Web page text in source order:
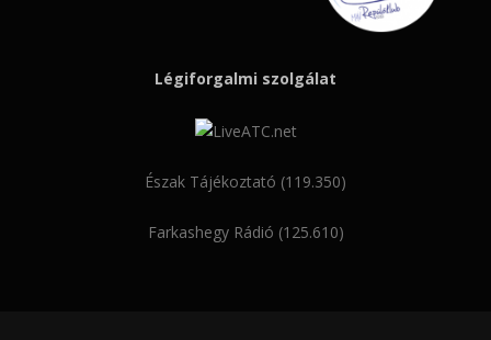
Légiforgalmi szolgálat
Észak Tájékoztató (119.350)
Farkashegy Rádió (125.610)